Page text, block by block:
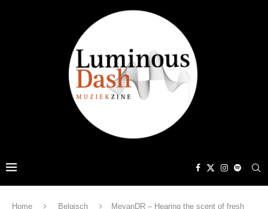
Home Belgisch
MeyanDR – Hearing the scent of fresh